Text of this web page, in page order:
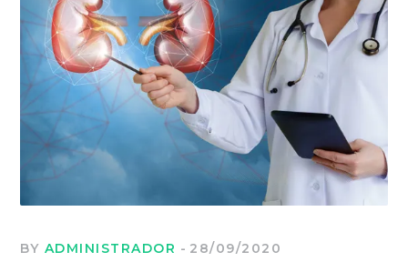
BY ADMINISTRADOR
28/09/2020